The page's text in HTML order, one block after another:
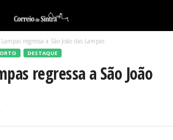
regressa a São João das Lampas
DESTAQUE
regressa a São João